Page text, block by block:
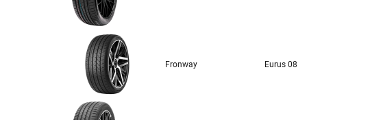
Fronway Eurus 08